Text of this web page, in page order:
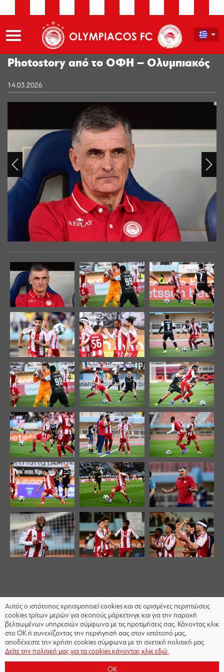
Photostory από το ΟΦΗ – Ολυμπιακός
14.03.2026
Αυτός ο ιστότοπος χρησιμοποιεί cookies και σε ορισμένες περιπτώσεις
cookies τρίτων μερών για σκοπούς μάρκετινγκ και για την παροχή
βελτιωμένων υπηρεσιών σύμφωνα με τις προτιμήσεις σας. Κάνοντας κλικ
στο OK ή συνεχίζοντας την περιήγησή σας στον ιστότοπό μας,
αποδέχεστε την χρήση cookies σύμφωνα με τη σχετική πολιτική μας.
Δείτε την πολιτική μας για τα cookies κάνοντας κλικ εδώ.
OK